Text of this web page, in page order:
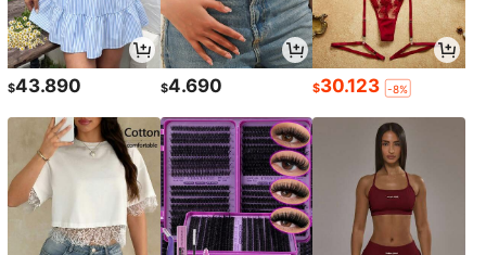
$43.890 $4.690 $30.123 -8%